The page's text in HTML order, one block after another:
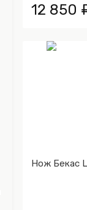
12 850
Нож Бекас